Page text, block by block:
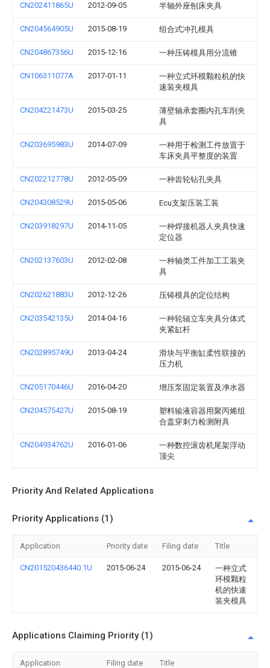
CN202411865U 2012-09-05 半轴外座刨床夹具
CN204564905U 2015-08-19 组合式冲孔模具
CN204867356U 2015-12-16 一种压铸模具用分流锥
CN106311077A 2017-01-11
一种立式环模颗粒机的快
速装夹模具
CN204221473U 2015-03-25
薄壁轴承套圈内孔车削夹
具
CN203695983U 2014-07-09
一种用于检测工件放置于
车床夹具平整度的装置
CN202212778U 2012-05-09 一种齿轮钻孔夹具
CN204308529U 2015-05-06 Ecu支架压装工装
CN203918297U 2014-11-05
一种焊接机器人夹具快速
定位器
CN202137603U 2012-02-08
一种轴类工件加工工装夹
具
CN202621883U 2012-12-26 压铸模具的定位结构
CN203542135U 2014-04-16
一种轮辐立车夹具分体式
夹紧缸杆
CN202895749U 2013-04-24
滑块与平衡缸柔性联接的
压力机
CN205170446U 2016-04-20 增压泵固定装置及净水器
CN204575427U 2015-08-19
塑料输液容器用聚丙烯组
合盖穿刺力检测附具
CN204934762U 2016-01-06
一种数控滚齿机尾架浮动
顶尖
Priority And Related Applications
Priority Applications (1)
Application Priority date Filing date Title
CN201520436440.1U 2015-06-24 2015-06-24
一种立式
环模颗粒
机的快速
装夹模具
Applications Claiming Priority (1)
Application Filing date Title